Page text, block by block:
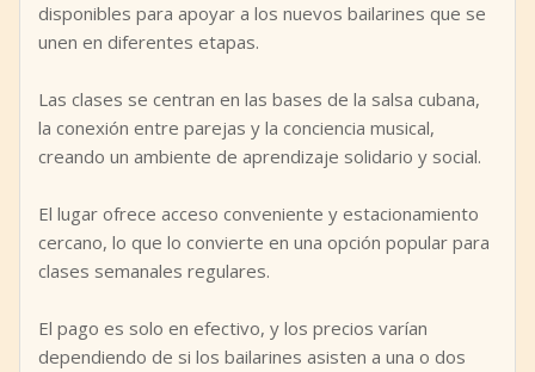
disponibles para apoyar a los nuevos bailarines que se
unen en diferentes etapas.
Las clases se centran en las bases de la salsa cubana,
la conexión entre parejas y la conciencia musical,
creando un ambiente de aprendizaje solidario y social.
El lugar ofrece acceso conveniente y estacionamiento
cercano, lo que lo convierte en una opción popular para
clases semanales regulares.
El pago es solo en efectivo, y los precios varían
dependiendo de si los bailarines asisten a una o dos